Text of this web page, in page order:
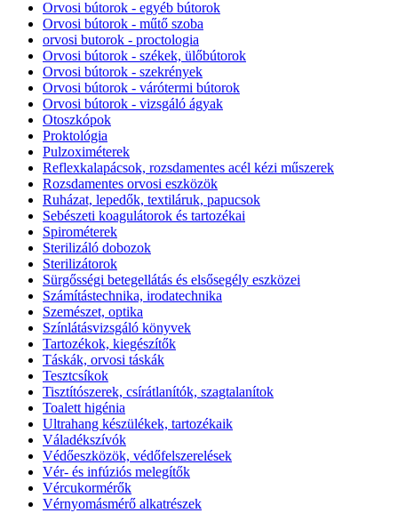
Orvosi bútorok - egyéb bútorok
Orvosi bútorok - műtő szoba
orvosi butorok - proctologia
Orvosi bútorok - székek, ülőbútorok
Orvosi bútorok - szekrények
Orvosi bútorok - várótermi bútorok
Orvosi bútorok - vizsgáló ágyak
Otoszkópok
Proktológia
Pulzoximéterek
Reflexkalapácsok, rozsdamentes acél kézi műszerek
Rozsdamentes orvosi eszközök
Ruházat, lepedők, textiláruk, papucsok
Sebészeti koagulátorok és tartozékai
Spirométerek
Sterilizáló dobozok
Sterilizátorok
Sürgősségi betegellátás és elsősegély eszközei
Számítástechnika, irodatechnika
Szemészet, optika
Színlátásvizsgáló könyvek
Tartozékok, kiegészítők
Táskák, orvosi táskák
Tesztcsíkok
Tisztítószerek, csírátlanítók, szagtalanítok
Toalett higénia
Ultrahang készülékek, tartozékaik
Váladékszívók
Védőeszközök, védőfelszerelések
Vér- és infúziós melegítők
Vércukormérők
Vérnyomásmérő alkatrészek